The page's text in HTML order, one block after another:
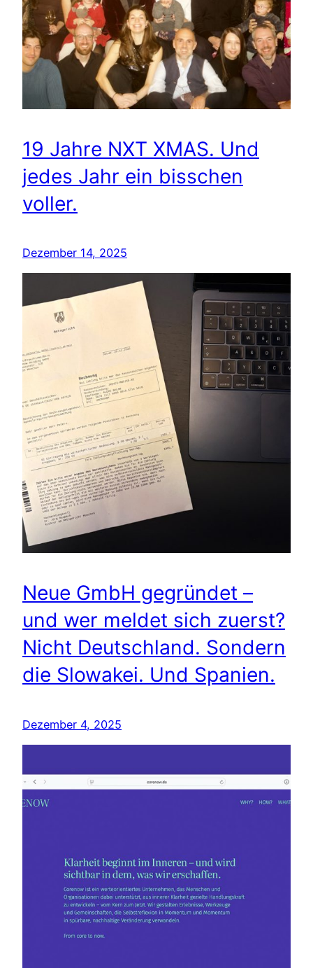
19 Jahre NXT XMAS. Und
jedes Jahr ein bisschen
voller.
Dezember 14, 2025
Neue GmbH gegründet –
und wer meldet sich zuerst?
Nicht Deutschland. Sondern
die Slowakei. Und Spanien.
Dezember 4, 2025